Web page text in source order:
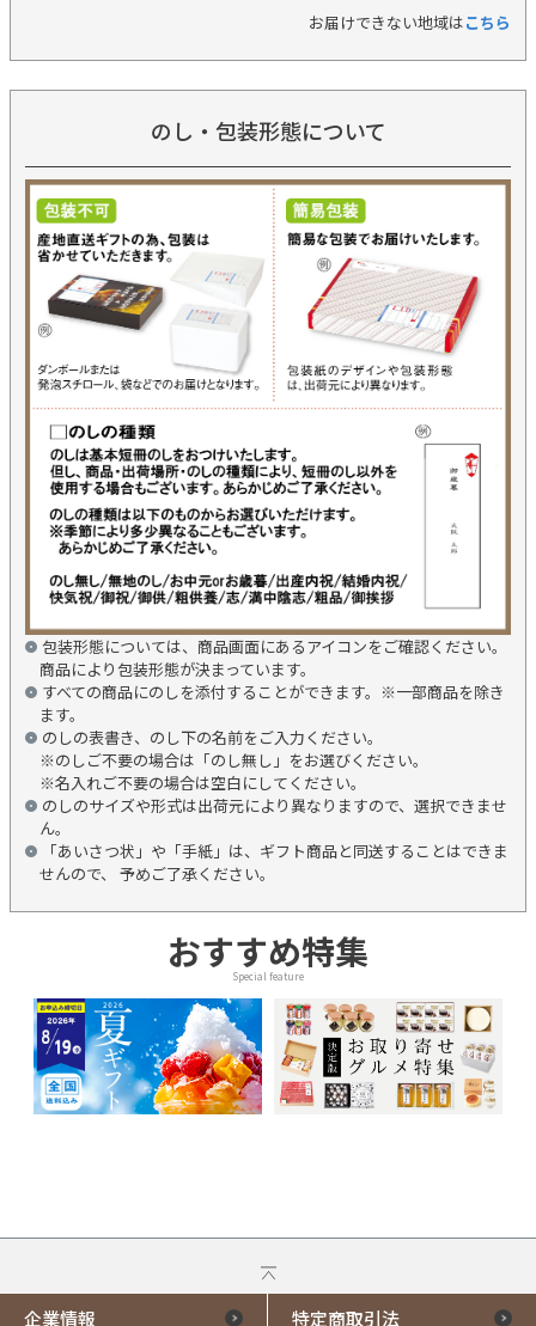
お届けできない地域はこちら
のし・包装形態について
包装形態については、商品画面にあるアイコンをご確認ください。
商品により包装形態が決まっています。
すべての商品にのしを添付することができます。※一部商品を除き
ます。
のしの表書き、のし下の名前をご入力ください。
※のしご不要の場合は「のし無し」をお選びください。
※名入れご不要の場合は空白にしてください。
のしのサイズや形式は出荷元により異なりますので、選択できませ
ん。
「あいさつ状」や「手紙」は、ギフト商品と同送することはできま
せんので、 予めご了承ください。
おすすめ特集
Special feature
企業情報 特定商取引法